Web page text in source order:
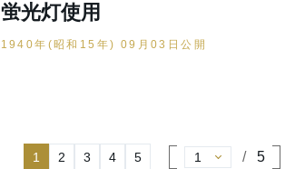
蛍光灯使用
1940年(昭和15年) 09月03日公開
1 2 3 4 5 5